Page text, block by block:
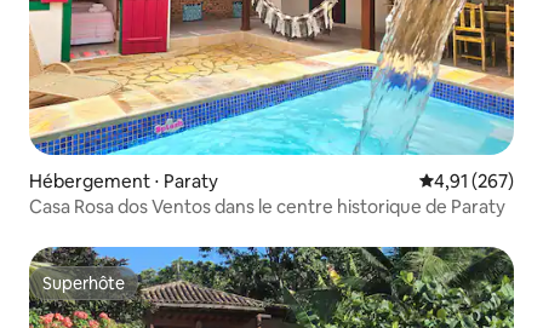
Hébergement ⋅ Paraty Évaluation
4,91 (267)
Casa Rosa dos Ventos dans le centre historique de Paraty
Superhôte
Superhôte